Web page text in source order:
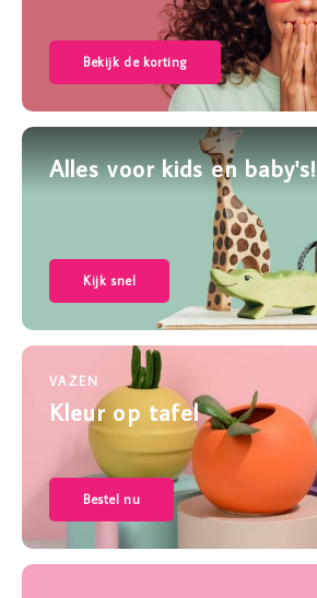
Bekijk de korting
Alles voor kids en baby's!
Kijk snel
VAZEN
Kleur op tafel
Bestel nu